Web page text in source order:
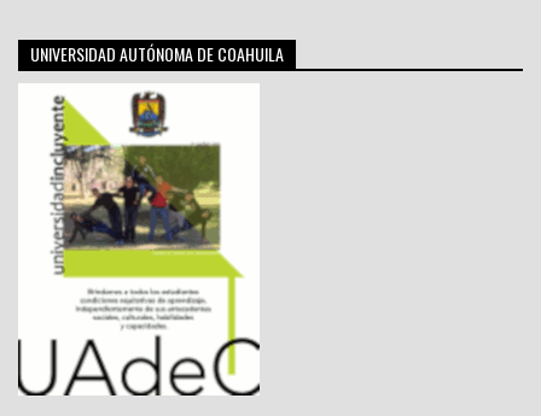
UNIVERSIDAD AUTÓNOMA DE COAHUILA